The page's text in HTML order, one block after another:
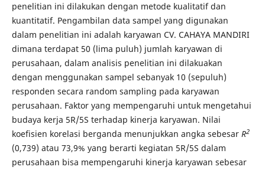
penelitian ini dilakukan dengan metode kualitatif dan
kuantitatif. Pengambilan data sampel yang digunakan
dalam penelitian ini adalah karyawan CV. CAHAYA MANDIRI
dimana terdapat 50 (lima puluh) jumlah karyawan di
perusahaan, dalam analisis penelitian ini dilakuakan
dengan menggunakan sampel sebanyak 10 (sepuluh)
responden secara random sampling pada karyawan
perusahaan. Faktor yang mempengaruhi untuk mengetahui
budaya kerja 5R/5S terhadap kinerja karyawan. Nilai
koefisien korelasi berganda menunjukkan angka sebesar R2
(0,739) atau 73,9% yang berarti kegiatan 5R/5S dalam
perusahaan bisa mempengaruhi kinerja karyawan sebesar